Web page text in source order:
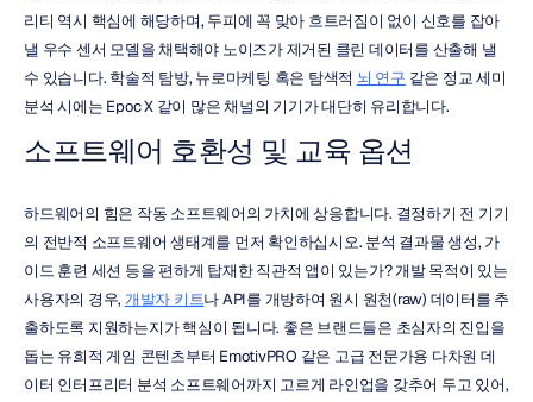
리티 역시 핵심에 해당하며, 두피에 꼭 맞아 흐트러짐이 없이 신호를 잡아
낼 우수 센서 모델을 채택해야 노이즈가 제거된 클린 데이터를 산출해 낼
수 있습니다. 학술적 탐방, 뉴로마케팅 혹은 탐색적 뇌 연구 같은 정교 세미
분석 시에는 Epoc X 같이 많은 채널의 기기가 대단히 유리합니다.
소프트웨어 호환성 및 교육 옵션
하드웨어의 힘은 작동 소프트웨어의 가치에 상응합니다. 결정하기 전 기기
의 전반적 소프트웨어 생태계를 먼저 확인하십시오. 분석 결과물 생성, 가
이드 훈련 세션 등을 편하게 탑재한 직관적 앱이 있는가? 개발 목적이 있는
사용자의 경우, 개발자 키트나 API를 개방하여 원시 원천(raw) 데이터를 추
출하도록 지원하는지가 핵심이 됩니다. 좋은 브랜드들은 초심자의 진입을
돕는 유희적 게임 콘텐츠부터 EmotivPRO 같은 고급 전문가용 다차원 데
이터 인터프리터 분석 소프트웨어까지 고르게 라인업을 갖추어 두고 있어,